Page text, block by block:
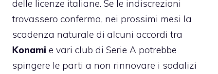
delle licenze italiane. Se le indiscrezioni
trovassero conferma, nei prossimi mesi la
scadenza naturale di alcuni accordi tra
Konami e vari club di Serie A potrebbe
spingere le parti a non rinnovare i sodalizi